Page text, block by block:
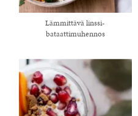
Lämmittävä linssi-
bataattimuhennos